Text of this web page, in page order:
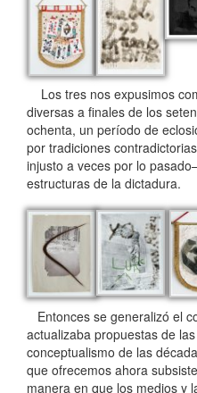
Los tres nos expusimos
diversas a finales de los
ochenta, un período de
por tradiciones
injusto a veces por lo
estructuras de la dictadura.
Entonces se generalizó el
actualizaba propuestas de
conceptualismo de las
que ofrecemos ahora
manera en que los medios y